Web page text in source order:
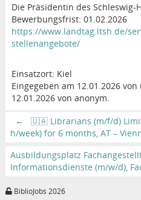
Die Präsidentin des
Bewerbungsfrist: 01.02.2026
https://www.landtag.ltsh.de/
stellenangebote/
Einsatzort: Kiel
Eingegeben am 12.01.2026
12.01.2026 von anonym.
←
🇺🇦 Librarians (m/f/d)
h/week) for 6 months, AT –
Ausbildungsplatz
Informationsdienste (m/w/d),
BiblioJobs 2026